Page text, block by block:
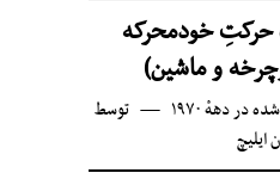
خودمحرکه
و ماشین)
در دههٔ ۱۹۷۰
توسط
ایلیچ